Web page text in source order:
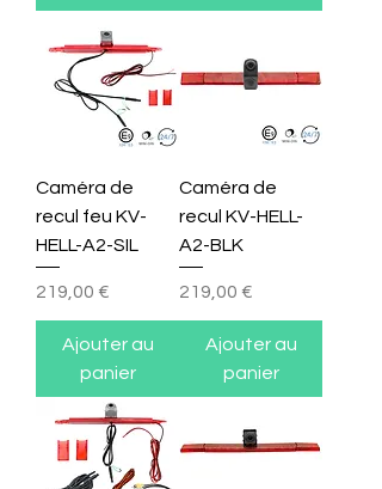
Caméra de
recul feu KV-
HELL-A2-SIL
Prix
219,00 €
Ajouter au
panier
Caméra de
recul KV-HELL-
A2-BLK
Prix
219,00 €
Ajouter au
panier